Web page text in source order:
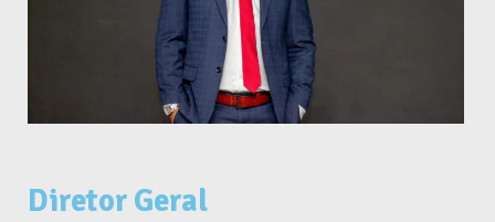
Diretor Geral